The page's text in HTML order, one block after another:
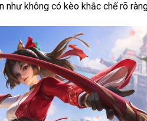
như không có kèo khắc chế rõ